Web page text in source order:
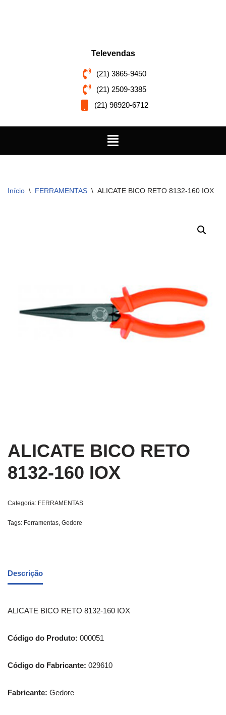
Televendas
(21) 3865-9450
(21) 2509-3385
(21) 98920-6712
Início \ FERRAMENTAS \ ALICATE BICO RETO 8132-160 IOX
ALICATE BICO RETO
8132-160 IOX
Categoria: FERRAMENTAS
Tags: Ferramentas, Gedore
Descrição
ALICATE BICO RETO 8132-160 IOX
Código do Produto: 000051
Código do Fabricante: 029610
Fabricante: Gedore